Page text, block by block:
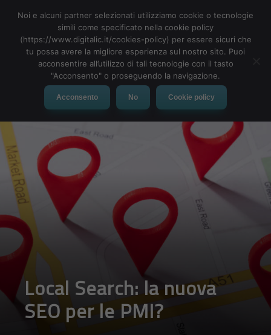
MENU
Local Search: la nuova
SEO per le PMI?
Noi e alcuni partner selezionati utilizziamo cookie o tecnologie
simili come specificato nella cookie policy
(https://www.digitalic.it/cookies-policy) per essere sicuri che
tu possa avere la migliore esperienza sul nostro sito. Puoi
acconsentire all’utilizzo di tali tecnologie con il tasto
"Acconsento" o proseguendo la navigazione.
Acconsento No Cookie policy